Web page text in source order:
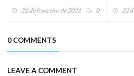
22 de fevereiro de 2021 0 22
0 COMMENTS
LEAVE A COMMENT